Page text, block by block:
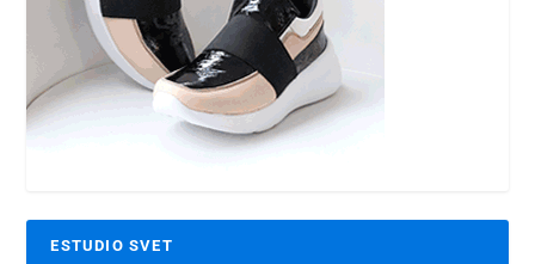
ESTUDIO SVET